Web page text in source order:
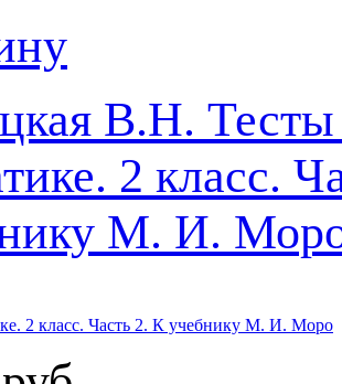
2 класс. Часть 2. К учебнику М. И. Моро